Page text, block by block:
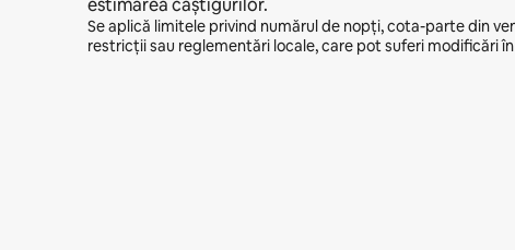
estimarea câștigurilor.
Se aplică limitele privind numărul de nopți, cota-parte din
restricții sau reglementări locale, care pot suferi modificări